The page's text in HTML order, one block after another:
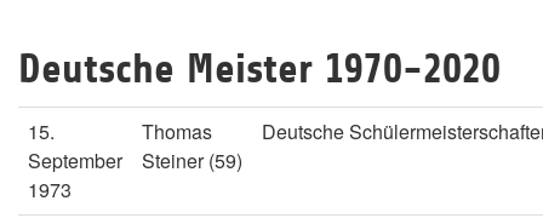
Deutsche Meister 1970-2020
15.
September
1973
Thomas
Steiner (59)
Deutsche